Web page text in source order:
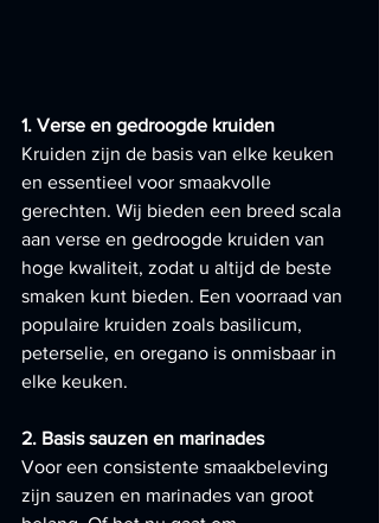
1. Verse en gedroogde kruiden
Kruiden zijn de basis van elke keuken
en essentieel voor smaakvolle
gerechten. Wij bieden een breed scala
aan verse en gedroogde kruiden van
hoge kwaliteit, zodat u altijd de beste
smaken kunt bieden. Een voorraad van
populaire kruiden zoals basilicum,
peterselie, en oregano is onmisbaar in
elke keuken.
2. Basis sauzen en marinades
Voor een consistente smaakbeleving
zijn sauzen en marinades van groot